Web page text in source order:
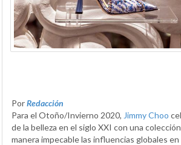
PorRedacción
Para el Otoño/Invierno 2020, Jimmy Choo
de la belleza en el siglo XXI con una
manera impecable las influencias globales